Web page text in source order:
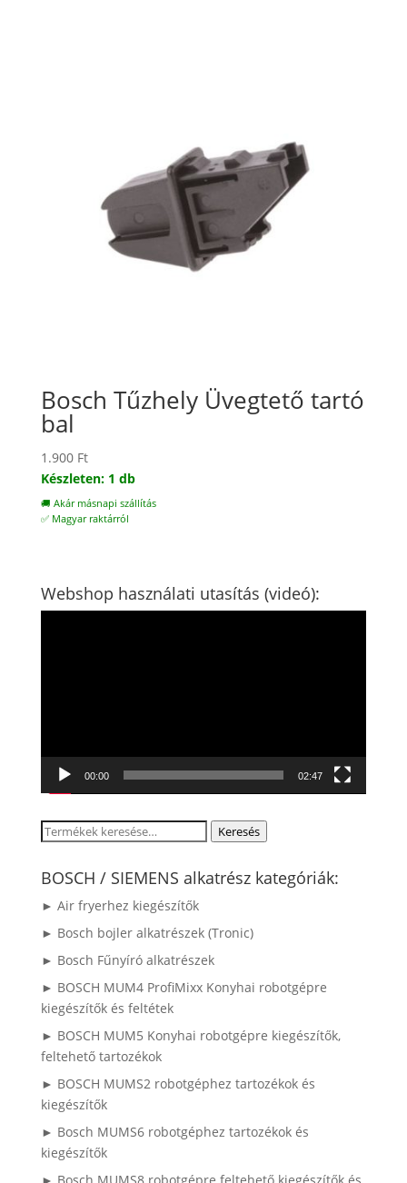
Bosch Tűzhely Üvegtető tartó
bal
1.900 Ft
Készleten: 1 db
🚚 Akár másnapi szállítás
✅ Magyar raktárról
Webshop használati utasítás (videó):
00:00 02:47
Keresés
következőre:
Keresés
BOSCH / SIEMENS alkatrész kategóriák:
► Air fryerhez kiegészítők
► Bosch bojler alkatrészek (Tronic)
► Bosch Fűnyíró alkatrészek
► BOSCH MUM4 ProfiMixx Konyhai robotgépre
kiegészítők és feltétek
► BOSCH MUM5 Konyhai robotgépre kiegészítők,
feltehető tartozékok
► BOSCH MUMS2 robotgéphez tartozékok és
kiegészítők
► Bosch MUMS6 robotgéphez tartozékok és
kiegészítők